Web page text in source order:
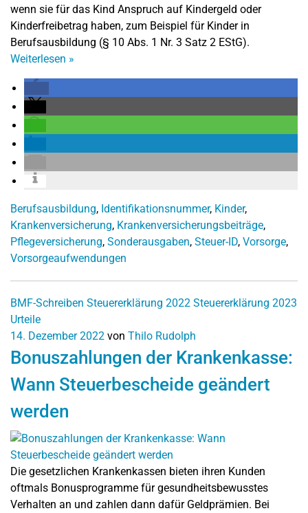
wenn sie für das Kind Anspruch auf Kindergeld oder
Kinderfreibetrag haben, zum Beispiel für Kinder in
Berufsausbildung (§ 10 Abs. 1 Nr. 3 Satz 2 EStG).
Weiterlesen »
Berufsausbildung, Identifikationsnummer, Kinder,
Krankenversicherung, Krankenversicherungsbeiträge,
Pflegeversicherung, Sonderausgaben, Steuer-ID, Vorsorge,
Vorsorgeaufwendungen
BMF-Schreiben Steuererklärung 2022 Steuererklärung 2023
Urteile
14. Dezember 2022 von Thilo Rudolph
Bonuszahlungen der Krankenkasse:
Wann Steuerbescheide geändert
werden
Die gesetzlichen Krankenkassen bieten ihren Kunden
oftmals Bonusprogramme für gesundheitsbewusstes
Verhalten an und zahlen dann dafür Geldprämien. Bei